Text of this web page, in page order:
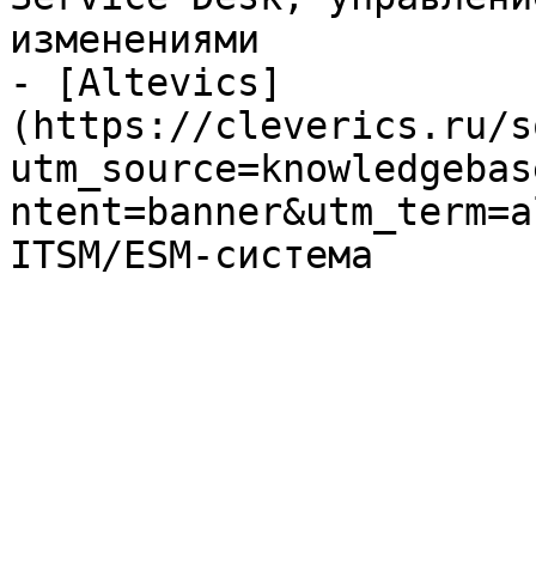
изменениями
- [Altevics]
(https://cleverics.ru/
ITSM/ESM-система